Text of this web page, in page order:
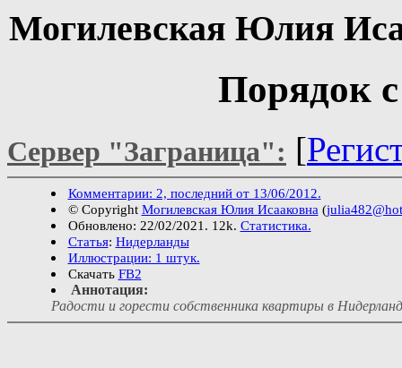
Могилевская Юлия
Порядок
Сервер "Заграница": [
Комментарии: 2, последний от 13/06/2012.
© Copyright Могилевская Юлия Исааковна (
Обновлено: 22/02/2021. 12k. Статистика.
Статья: Нидерланды
Иллюстрации: 1 штук.
Скачать FB2
Аннотация:
Радости и горести собственника квартиры в